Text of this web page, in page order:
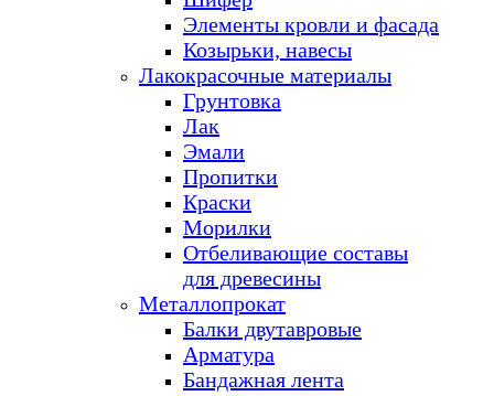
Элементы кровли и фасада
Козырьки, навесы
Лакокрасочные материалы
Грунтовка
Лак
Эмали
Пропитки
Краски
Морилки
Отбеливающие составы
для древесины
Металлопрокат
Балки двутавровые
Арматура
Бандажная лента